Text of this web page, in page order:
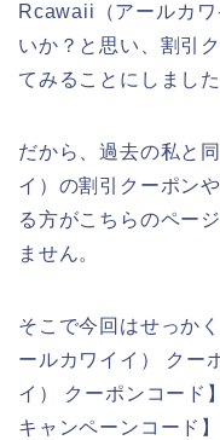
Rcawaii（アールカ
いか？と思い、割引
てみることにしました
だから、過去の私と
イ）の割引クーポン
る方がこちらのペー
ません。
そこで今回はせっか
ールカワイイ） クー
イ） クーポンコード
キャンペーンコード